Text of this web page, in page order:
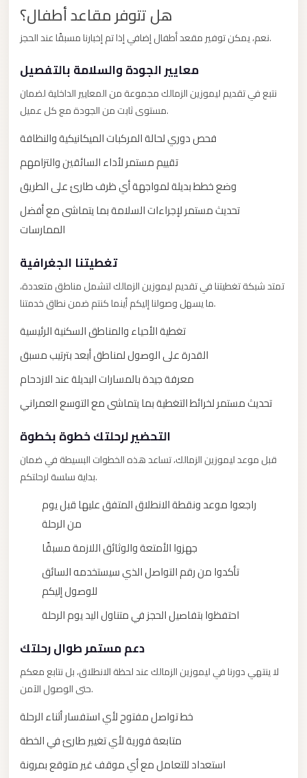
هل تتوفر مقاعد أطفال؟
نعم، يمكن توفير مقعد أطفال إضافي إذا تم إخبارنا مسبقًا عند الحجز.
معايير الجودة والسلامة بالتفصيل
نتبع في تقديم ليموزين الزمالك مجموعة من المعايير الداخلية لضمان
مستوى ثابت من الجودة مع كل عميل.
فحص دوري لحالة المركبات الميكانيكية والنظافة
تقييم مستمر لأداء السائقين والتزامهم
وضع خطط بديلة لمواجهة أي ظرف طارئ على الطريق
تحديث مستمر لإجراءات السلامة بما يتماشى مع أفضل
الممارسات
تغطيتنا الجغرافية
تمتد شبكة تغطيتنا في تقديم ليموزين الزمالك لتشمل مناطق متعددة،
ما يسهل وصولنا إليكم أينما كنتم ضمن نطاق خدمتنا.
تغطية الأحياء والمناطق السكنية الرئيسية
القدرة على الوصول لمناطق أبعد بترتيب مسبق
معرفة جيدة بالمسارات البديلة عند الازدحام
تحديث مستمر لخرائط التغطية بما يتماشى مع التوسع العمراني
التحضير لرحلتك خطوة بخطوة
قبل موعد ليموزين الزمالك، تساعد هذه الخطوات البسيطة في ضمان
بداية سلسة لرحلتكم.
راجعوا موعد ونقطة الانطلاق المتفق عليها قبل يوم
من الرحلة
جهزوا الأمتعة والوثائق اللازمة مسبقًا
تأكدوا من رقم التواصل الذي سيستخدمه السائق
للوصول إليكم
احتفظوا بتفاصيل الحجز في متناول اليد يوم الرحلة
دعم مستمر طوال رحلتك
لا ينتهي دورنا في ليموزين الزمالك عند لحظة الانطلاق، بل نتابع معكم
حتى الوصول الآمن.
خط تواصل مفتوح لأي استفسار أثناء الرحلة
متابعة فورية لأي تغيير طارئ في الخطة
استعداد للتعامل مع أي موقف غير متوقع بمرونة
Transfer
from
Cairo
Airport
North
Taxi
North
Coast
Limousine
Service
Coast
Limousine
New
Capital
New
Cairo
Transfer
from
Cairo
Airport
Limousine
Cairo
Limousine
New
Administrative
Capital